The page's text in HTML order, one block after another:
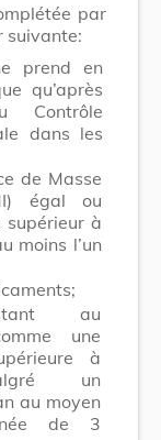
par
suivante:
prend en
qu’après
Contrôle
dans les
de Masse
égal ou
à
moins l’un
au
une
à
un
au moyen
de 3